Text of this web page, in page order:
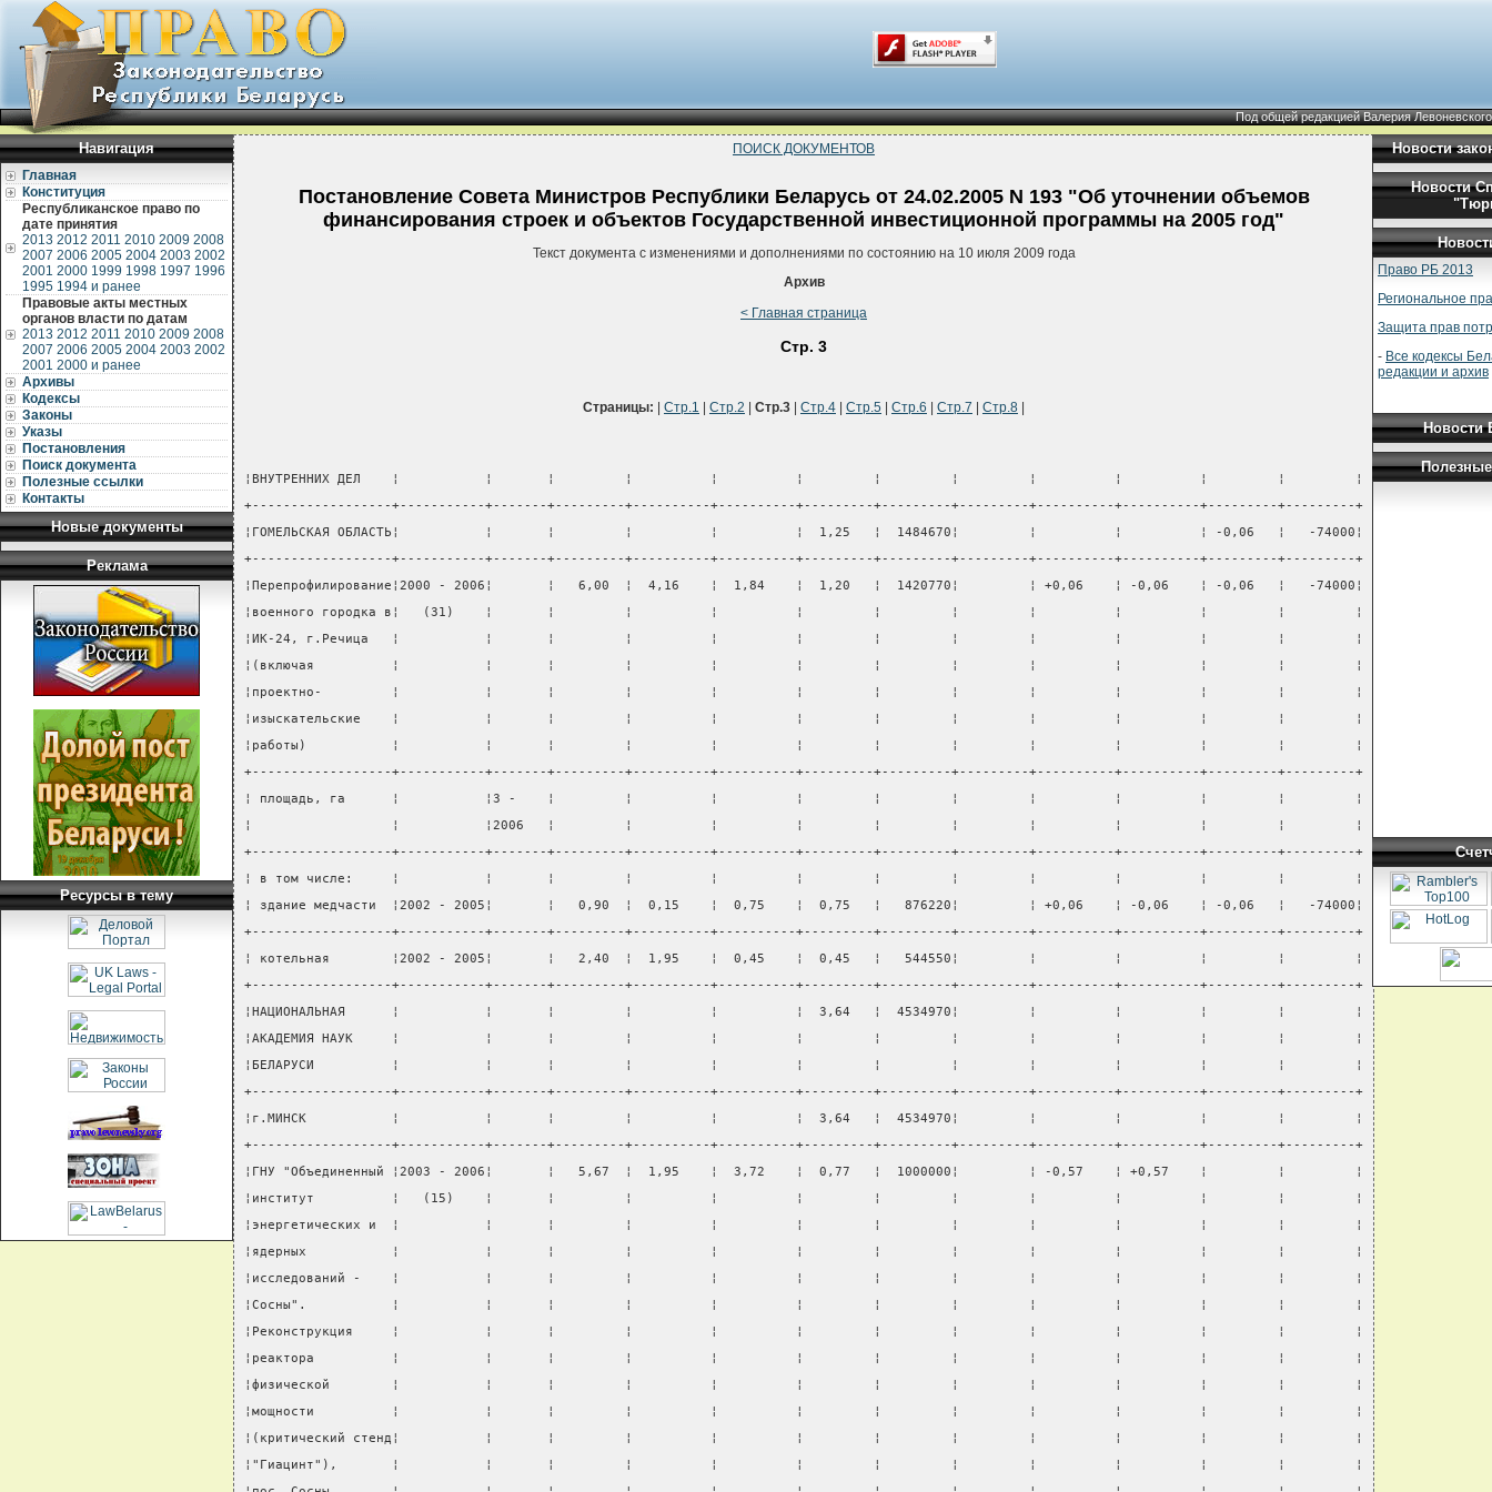
Под общей редакцией Валерия Левоневского
Навигация
Главная
Конституция
Республиканское право по
дате принятия
2013 2012 2011 2010 2009 2008
2007 2006 2005 2004 2003 2002
2001 2000 1999 1998 1997 1996
1995 1994 и ранее
Правовые акты местных
органов власти по датам
2013 2012 2011 2010 2009 2008
2007 2006 2005 2004 2003 2002
2001 2000 и ранее
Архивы
Кодексы
Законы
Указы
Постановления
Поиск документа
Полезные ссылки
Контакты
Новые документы
Реклама
Ресурсы в тему
ПОИСК ДОКУМЕНТОВ
Постановление Совета Министров Республики Беларусь от 24.02.2005 N 193 "Об уточнении объемов
финансирования строек и объектов Государственной инвестиционной программы на 2005 год"
Текст документа с изменениями и дополнениями по состоянию на 10 июля 2009 года
Архив
< Главная страница
Стр. 3
Страницы: Стр.1 Стр.2 Стр.3 Стр.4 Стр.5 Стр.6 Стр.7 Стр.8
¦ВНУТРЕННИХ ДЕЛ    ¦           ¦       ¦         ¦          ¦          ¦         ¦         ¦         ¦          ¦          ¦         ¦         ¦
+------------------+-----------+-------+---------+----------+----------+---------+---------+---------+----------+----------+---------+---------+
¦ГОМЕЛЬСКАЯ ОБЛАСТЬ¦           ¦       ¦         ¦          ¦          ¦  1,25   ¦  1484670¦         ¦          ¦          ¦ -0,06   ¦   -74000¦
+------------------+-----------+-------+---------+----------+----------+---------+---------+---------+----------+----------+---------+---------+
¦Перепрофилирование¦2000 - 2006¦       ¦   6,00  ¦  4,16    ¦  1,84    ¦  1,20   ¦  1420770¦         ¦ +0,06    ¦ -0,06    ¦ -0,06   ¦   -74000¦
¦военного городка в¦   (31)    ¦       ¦         ¦          ¦          ¦         ¦         ¦         ¦          ¦          ¦         ¦         ¦
¦ИК-24, г.Речица   ¦           ¦       ¦         ¦          ¦          ¦         ¦         ¦         ¦          ¦          ¦         ¦         ¦
¦(включая          ¦           ¦       ¦         ¦          ¦          ¦         ¦         ¦         ¦          ¦          ¦         ¦         ¦
¦проектно-         ¦           ¦       ¦         ¦          ¦          ¦         ¦         ¦         ¦          ¦          ¦         ¦         ¦
¦изыскательские    ¦           ¦       ¦         ¦          ¦          ¦         ¦         ¦         ¦          ¦          ¦         ¦         ¦
¦работы)           ¦           ¦       ¦         ¦          ¦          ¦         ¦         ¦         ¦          ¦          ¦         ¦         ¦
+------------------+-----------+-------+---------+----------+----------+---------+---------+---------+----------+----------+---------+---------+
¦ площадь, га      ¦           ¦3 -    ¦         ¦          ¦          ¦         ¦         ¦         ¦          ¦          ¦         ¦         ¦
¦                  ¦           ¦2006   ¦         ¦          ¦          ¦         ¦         ¦         ¦          ¦          ¦         ¦         ¦
+------------------+-----------+-------+---------+----------+----------+---------+---------+---------+----------+----------+---------+---------+
¦ в том числе:     ¦           ¦       ¦         ¦          ¦          ¦         ¦         ¦         ¦          ¦          ¦         ¦         ¦
¦ здание медчасти  ¦2002 - 2005¦       ¦   0,90  ¦  0,15    ¦  0,75    ¦  0,75   ¦   876220¦         ¦ +0,06    ¦ -0,06    ¦ -0,06   ¦   -74000¦
+------------------+-----------+-------+---------+----------+----------+---------+---------+---------+----------+----------+---------+---------+
¦ котельная        ¦2002 - 2005¦       ¦   2,40  ¦  1,95    ¦  0,45    ¦  0,45   ¦   544550¦         ¦          ¦          ¦         ¦         ¦
+------------------+-----------+-------+---------+----------+----------+---------+---------+---------+----------+----------+---------+---------+
¦НАЦИОНАЛЬНАЯ      ¦           ¦       ¦         ¦          ¦          ¦  3,64   ¦  4534970¦         ¦          ¦          ¦         ¦         ¦
¦АКАДЕМИЯ НАУК     ¦           ¦       ¦         ¦          ¦          ¦         ¦         ¦         ¦          ¦          ¦         ¦         ¦
¦БЕЛАРУСИ          ¦           ¦       ¦         ¦          ¦          ¦         ¦         ¦         ¦          ¦          ¦         ¦         ¦
+------------------+-----------+-------+---------+----------+----------+---------+---------+---------+----------+----------+---------+---------+
¦г.МИНСК           ¦           ¦       ¦         ¦          ¦          ¦  3,64   ¦  4534970¦         ¦          ¦          ¦         ¦         ¦
+------------------+-----------+-------+---------+----------+----------+---------+---------+---------+----------+----------+---------+---------+
¦ГНУ "Объединенный ¦2003 - 2006¦       ¦   5,67  ¦  1,95    ¦  3,72    ¦  0,77   ¦  1000000¦         ¦ -0,57    ¦ +0,57    ¦         ¦         ¦
¦институт          ¦   (15)    ¦       ¦         ¦          ¦          ¦         ¦         ¦         ¦          ¦          ¦         ¦         ¦
¦энергетических и  ¦           ¦       ¦         ¦          ¦          ¦         ¦         ¦         ¦          ¦          ¦         ¦         ¦
¦ядерных           ¦           ¦       ¦         ¦          ¦          ¦         ¦         ¦         ¦          ¦          ¦         ¦         ¦
¦исследований -    ¦           ¦       ¦         ¦          ¦          ¦         ¦         ¦         ¦          ¦          ¦         ¦         ¦
¦Сосны".           ¦           ¦       ¦         ¦          ¦          ¦         ¦         ¦         ¦          ¦          ¦         ¦         ¦
¦Реконструкция     ¦           ¦       ¦         ¦          ¦          ¦         ¦         ¦         ¦          ¦          ¦         ¦         ¦
¦реактора          ¦           ¦       ¦         ¦          ¦          ¦         ¦         ¦         ¦          ¦          ¦         ¦         ¦
¦физической        ¦           ¦       ¦         ¦          ¦          ¦         ¦         ¦         ¦          ¦          ¦         ¦         ¦
¦мощности          ¦           ¦       ¦         ¦          ¦          ¦         ¦         ¦         ¦          ¦          ¦         ¦         ¦
¦(критический стенд¦           ¦       ¦         ¦          ¦          ¦         ¦         ¦         ¦          ¦          ¦         ¦         ¦
¦"Гиацинт"),       ¦           ¦       ¦         ¦          ¦          ¦         ¦         ¦         ¦          ¦          ¦         ¦         ¦
Новости
Новости
Право РБ 2013
Региональное
Защита прав
- Все кодексы
редакции и архив
Новости